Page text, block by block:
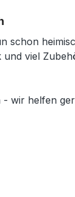
schon
und viel
wir helfen